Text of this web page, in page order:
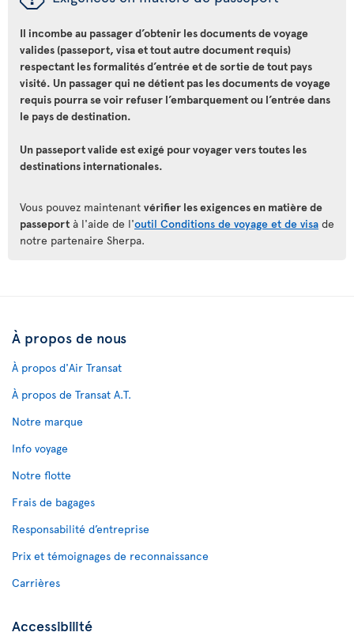
Il incombe au passager d’obtenir les documents de voyage
valides (passeport, visa et tout autre document requis)
respectant les formalités d’entrée et de sortie de tout pays
visité. Un passager qui ne détient pas les documents de voyage
requis pourra se voir refuser l’embarquement ou l’entrée dans
le pays de destination.
Un passeport valide est exigé pour voyager vers toutes les
destinations internationales.
Vous pouvez maintenant vérifier les exigences en matière de
passeport à l'aide de l'outil Conditions de voyage et de visa de
notre partenaire Sherpa.
À propos de nous
À propos d'Air Transat
À propos de Transat A.T.
Notre marque
Info voyage
Notre flotte
Frais de bagages
Responsabilité d’entreprise
Prix et témoignages de reconnaissance
Carrières
Accessibilité